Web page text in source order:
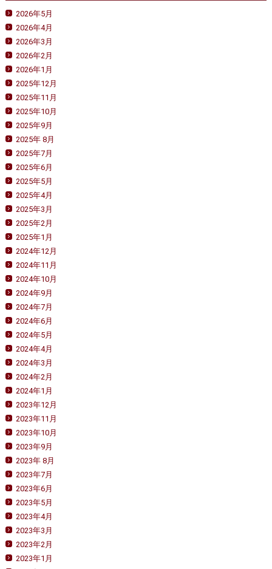
2026年5月
2026年4月
2026年3月
2026年2月
2026年1月
2025年12月
2025年11月
2025年10月
2025年9月
2025年 8月
2025年7月
2025年6月
2025年5月
2025年4月
2025年3月
2025年2月
2025年1月
2024年12月
2024年11月
2024年10月
2024年9月
2024年7月
2024年6月
2024年5月
2024年4月
2024年3月
2024年2月
2024年1月
2023年12月
2023年11月
2023年10月
2023年9月
2023年 8月
2023年7月
2023年6月
2023年5月
2023年4月
2023年3月
2023年2月
2023年1月